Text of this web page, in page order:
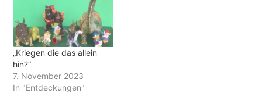
„Kriegen die das allein
hin?“
7. November 2023
In "Entdeckungen"